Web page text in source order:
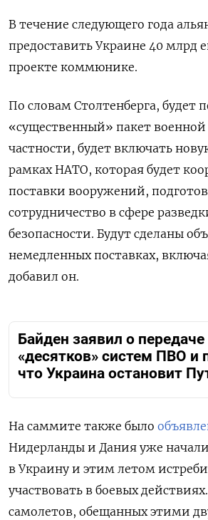
В течение следующего года
предоставить Украине 40 млрд
проекте коммюнике.
По словам Столтенберга, будет
«существенный» пакет
частности, будет включать
рамках НАТО, которая будет
поставки вооружений,
сотрудничество в сфере
безопасности. Будут сделаны
немедленных поставках,
добавил он.
Байден заявил о
«десятков» систем ПВО и
что Украина остановит
На саммите также было
Нидерланды и Дания уже
в Украину и этим летом
участвовать в боевых
самолетов, обещанных этими